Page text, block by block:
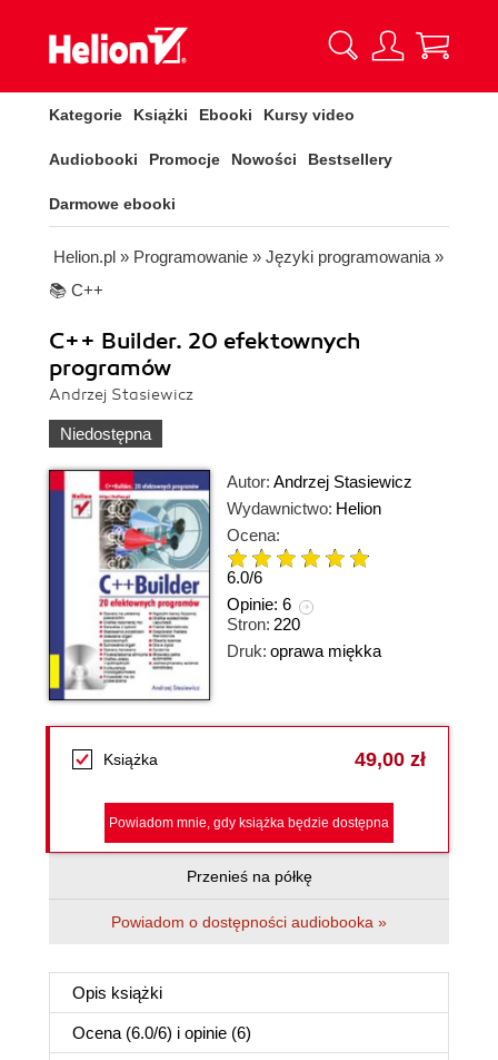
Kategorie Książki Ebooki Kursy video
Audiobooki Promocje Nowości Bestsellery
Darmowe ebooki
Helion.pl » Programowanie » Języki programowania »
📚 C++
C++ Builder. 20 efektownych
programów
Andrzej Stasiewicz
Niedostępna
Autor: Andrzej Stasiewicz
Wydawnictwo: Helion
Ocena:
6.0/6
Opinie: 6
Stron: 220
Druk: oprawa miękka
Książka 49,00 zł
Powiadom mnie, gdy książka będzie dostępna
Przenieś na półkę
Powiadom o dostępności audiobooka »
Opis książki
Ocena (6.0/6) i opinie (6)